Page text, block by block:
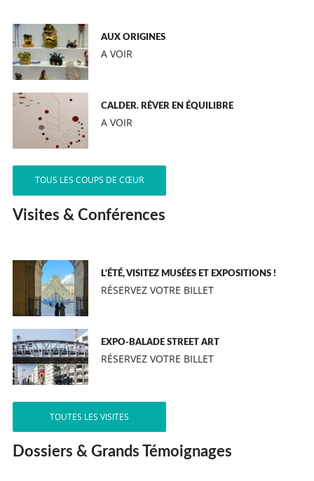
AUX ORIGINES
A VOIR
CALDER. RÊVER EN ÉQUILIBRE
A VOIR
TOUS LES COUPS DE CŒUR
Visites & Conférences
L’ÉTÉ, VISITEZ MUSÉES ET EXPOSITIONS !
RÉSERVEZ VOTRE BILLET
EXPO-BALADE STREET ART
RÉSERVEZ VOTRE BILLET
TOUTES LES VISITES
Dossiers & Grands Témoignages